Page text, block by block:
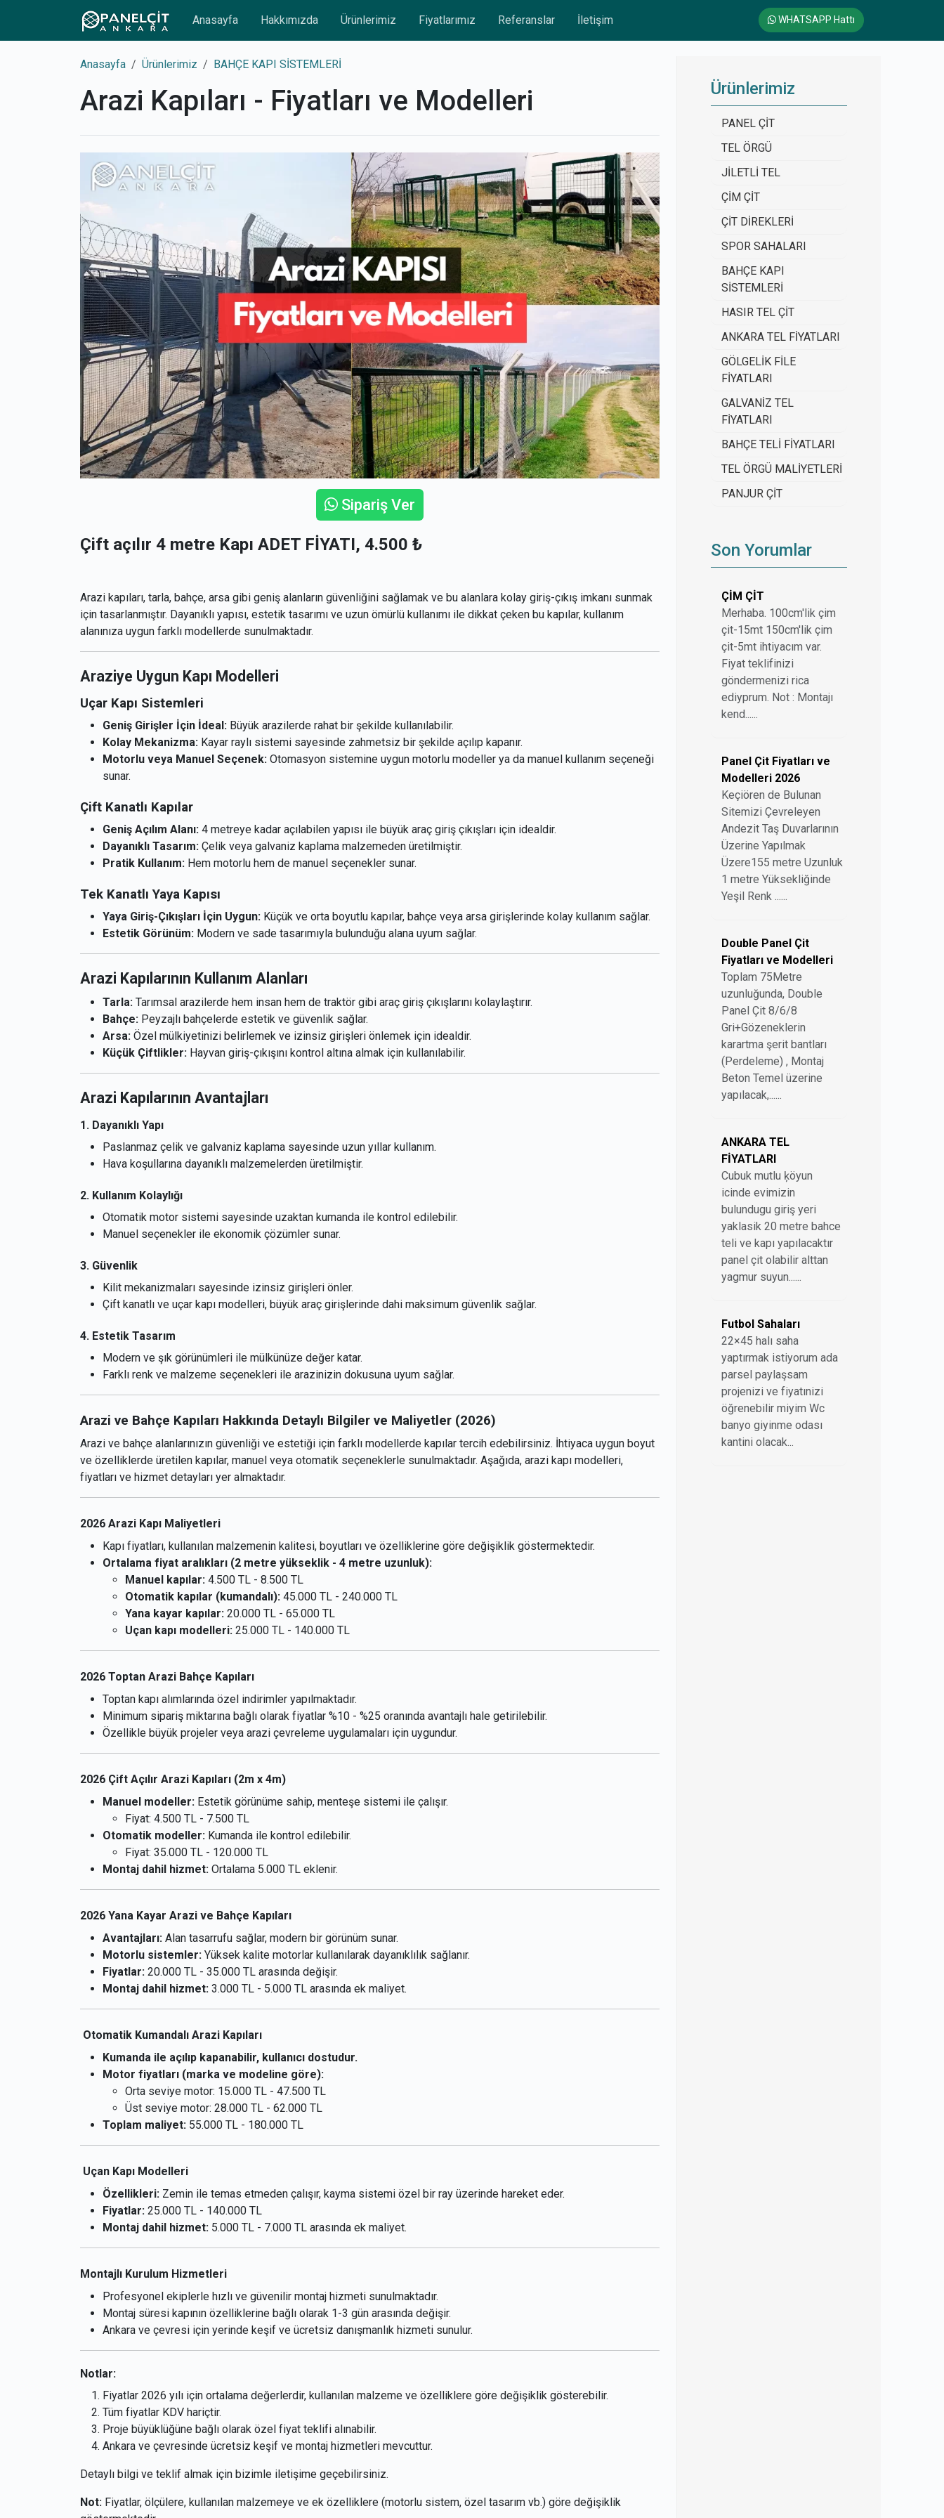
Anasayfa Hakkımızda Ürünlerimiz Fiyatlarımız Referanslar İletişim WHATSAPP Hattı
Anasayfa Ürünlerimiz BAHÇE KAPI SİSTEMLERİ
Arazi Kapıları - Fiyatları ve Modelleri
Sipariş Ver
Çift açılır 4 metre Kapı ADET FİYATI, 4.500 ₺
Arazi kapıları, tarla, bahçe, arsa gibi geniş alanların güvenliğini sağlamak ve bu alanlara kolay giriş-çıkış imkanı sunmak
için tasarlanmıştır. Dayanıklı yapısı, estetik tasarımı ve uzun ömürlü kullanımı ile dikkat çeken bu kapılar, kullanım
alanınıza uygun farklı modellerde sunulmaktadır.
Araziye Uygun Kapı Modelleri
Uçar Kapı Sistemleri
Geniş Girişler İçin İdeal: Büyük arazilerde rahat bir şekilde kullanılabilir.
Kolay Mekanizma: Kayar raylı sistemi sayesinde zahmetsiz bir şekilde açılıp kapanır.
Motorlu veya Manuel Seçenek: Otomasyon sistemine uygun motorlu modeller ya da manuel kullanım seçeneği
sunar.
Çift Kanatlı Kapılar
Geniş Açılım Alanı: 4 metreye kadar açılabilen yapısı ile büyük araç giriş çıkışları için idealdir.
Dayanıklı Tasarım: Çelik veya galvaniz kaplama malzemeden üretilmiştir.
Pratik Kullanım: Hem motorlu hem de manuel seçenekler sunar.
Tek Kanatlı Yaya Kapısı
Yaya Giriş-Çıkışları İçin Uygun: Küçük ve orta boyutlu kapılar, bahçe veya arsa girişlerinde kolay kullanım sağlar.
Estetik Görünüm: Modern ve sade tasarımıyla bulunduğu alana uyum sağlar.
Arazi Kapılarının Kullanım Alanları
Tarla: Tarımsal arazilerde hem insan hem de traktör gibi araç giriş çıkışlarını kolaylaştırır.
Bahçe: Peyzajlı bahçelerde estetik ve güvenlik sağlar.
Arsa: Özel mülkiyetinizi belirlemek ve izinsiz girişleri önlemek için idealdir.
Küçük Çiftlikler: Hayvan giriş-çıkışını kontrol altına almak için kullanılabilir.
Arazi Kapılarının Avantajları
1. Dayanıklı Yapı
Paslanmaz çelik ve galvaniz kaplama sayesinde uzun yıllar kullanım.
Hava koşullarına dayanıklı malzemelerden üretilmiştir.
2. Kullanım Kolaylığı
Otomatik motor sistemi sayesinde uzaktan kumanda ile kontrol edilebilir.
Manuel seçenekler ile ekonomik çözümler sunar.
3. Güvenlik
Kilit mekanizmaları sayesinde izinsiz girişleri önler.
Çift kanatlı ve uçar kapı modelleri, büyük araç girişlerinde dahi maksimum güvenlik sağlar.
4. Estetik Tasarım
Modern ve şık görünümleri ile mülkünüze değer katar.
Farklı renk ve malzeme seçenekleri ile arazinizin dokusuna uyum sağlar.
Arazi ve Bahçe Kapıları Hakkında Detaylı Bilgiler ve Maliyetler (2026)
Arazi ve bahçe alanlarınızın güvenliği ve estetiği için farklı modellerde kapılar tercih edebilirsiniz. İhtiyaca uygun boyut
ve özelliklerde üretilen kapılar, manuel veya otomatik seçeneklerle sunulmaktadır. Aşağıda, arazi kapı modelleri,
fiyatları ve hizmet detayları yer almaktadır.
2026 Arazi Kapı Maliyetleri
Kapı fiyatları, kullanılan malzemenin kalitesi, boyutları ve özelliklerine göre değişiklik göstermektedir.
Ortalama fiyat aralıkları (2 metre yükseklik - 4 metre uzunluk):
Manuel kapılar: 4.500 TL - 8.500 TL
Otomatik kapılar (kumandalı): 45.000 TL - 240.000 TL
Yana kayar kapılar: 20.000 TL - 65.000 TL
Uçan kapı modelleri: 25.000 TL - 140.000 TL
2026 Toptan Arazi Bahçe Kapıları
Toptan kapı alımlarında özel indirimler yapılmaktadır.
Minimum sipariş miktarına bağlı olarak fiyatlar %10 - %25 oranında avantajlı hale getirilebilir.
Özellikle büyük projeler veya arazi çevreleme uygulamaları için uygundur.
2026 Çift Açılır Arazi Kapıları (2m x 4m)
Manuel modeller: Estetik görünüme sahip, menteşe sistemi ile çalışır.
Fiyat: 4.500 TL - 7.500 TL
Otomatik modeller: Kumanda ile kontrol edilebilir.
Fiyat: 35.000 TL - 120.000 TL
Montaj dahil hizmet: Ortalama 5.000 TL eklenir.
2026 Yana Kayar Arazi ve Bahçe Kapıları
Avantajları: Alan tasarrufu sağlar, modern bir görünüm sunar.
Motorlu sistemler: Yüksek kalite motorlar kullanılarak dayanıklılık sağlanır.
Fiyatlar: 20.000 TL - 35.000 TL arasında değişir.
Montaj dahil hizmet: 3.000 TL - 5.000 TL arasında ek maliyet.
Otomatik Kumandalı Arazi Kapıları
Kumanda ile açılıp kapanabilir, kullanıcı dostudur.
Motor fiyatları (marka ve modeline göre):
Orta seviye motor: 15.000 TL - 47.500 TL
Üst seviye motor: 28.000 TL - 62.000 TL
Toplam maliyet: 55.000 TL - 180.000 TL
Uçan Kapı Modelleri
Özellikleri: Zemin ile temas etmeden çalışır, kayma sistemi özel bir ray üzerinde hareket eder.
Fiyatlar: 25.000 TL - 140.000 TL
Montaj dahil hizmet: 5.000 TL - 7.000 TL arasında ek maliyet.
Montajlı Kurulum Hizmetleri
Profesyonel ekiplerle hızlı ve güvenilir montaj hizmeti sunulmaktadır.
Montaj süresi kapının özelliklerine bağlı olarak 1-3 gün arasında değişir.
Ankara ve çevresi için yerinde keşif ve ücretsiz danışmanlık hizmeti sunulur.
Notlar:
Fiyatlar 2026 yılı için ortalama değerlerdir, kullanılan malzeme ve özelliklere göre değişiklik gösterebilir.
Tüm fiyatlar KDV hariçtir.
Proje büyüklüğüne bağlı olarak özel fiyat teklifi alınabilir.
Ankara ve çevresinde ücretsiz keşif ve montaj hizmetleri mevcuttur.
Detaylı bilgi ve teklif almak için bizimle iletişime geçebilirsiniz.
Not: Fiyatlar, ölçülere, kullanılan malzemeye ve ek özelliklere (motorlu sistem, özel tasarım vb.) göre değişiklik
Ürünlerimiz
PANEL ÇİT
TEL ÖRGÜ
JİLETLİ TEL
ÇİM ÇİT
ÇİT DİREKLERİ
SPOR SAHALARI
BAHÇE KAPI
SİSTEMLERİ
HASIR TEL ÇİT
ANKARA TEL FİYATLARI
GÖLGELİK FİLE
FİYATLARI
GALVANİZ TEL
FİYATLARI
BAHÇE TELİ FİYATLARI
TEL ÖRGÜ MALİYETLERİ
PANJUR ÇİT
Son Yorumlar
ÇİM ÇİT
Merhaba. 100cm'lik çim
çit-15mt 150cm'lik çim
çit-5mt ihtiyacım var.
Fiyat teklifinizi
göndermenizi rica
ediyprum. Not : Montajı
kend......
Panel Çit Fiyatları ve
Modelleri 2026
Keçiören de Bulunan
Sitemizi Çevreleyen
Andezit Taş Duvarlarının
Üzerine Yapılmak
Üzere155 metre Uzunluk
1 metre Yüksekliğinde
Yeşil Renk ......
Double Panel Çit
Fiyatları ve Modelleri
Toplam 75Metre
uzunluğunda, Double
Panel Çit 8/6/8
Gri+Gözeneklerin
karartma şerit bantları
(Perdeleme) , Montaj
Beton Temel üzerine
yapılacak,......
ANKARA TEL
FİYATLARI
Cubuk mutlu ķöyun
icinde evimizin
bulundugu giriş yeri
yaklasik 20 metre bahce
teli ve kapı yapılacaktır
panel çit olabilir alttan
yagmur suyun......
Futbol Sahaları
22×45 halı saha
yaptırmak istiyorum ada
parsel paylaşsam
projenizi ve fiyatınizi
öğrenebilir miyim Wc
banyo giyinme odası
kantini olacak...